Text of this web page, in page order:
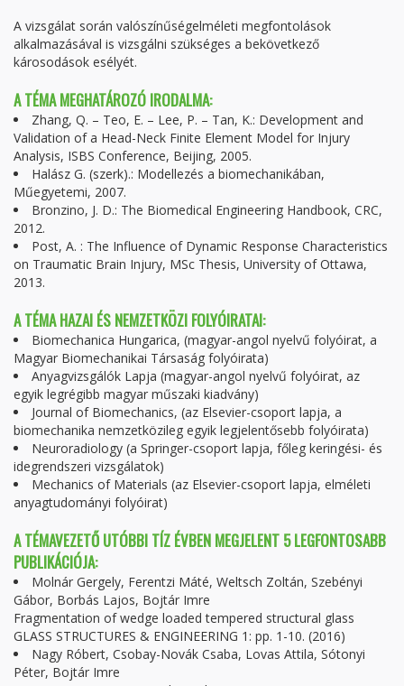
A vizsgálat során valószínűségelméleti megfontolások
alkalmazásával is vizsgálni szükséges a bekövetkező
károsodások esélyét.
A TÉMA MEGHATÁROZÓ IRODALMA:
Zhang, Q. – Teo, E. – Lee, P. – Tan, K.: Development and
Validation of a Head-Neck Finite Element Model for Injury
Analysis, ISBS Conference, Beijing, 2005.
Halász G. (szerk).: Modellezés a biomechanikában,
Műegyetemi, 2007.
Bronzino, J. D.: The Biomedical Engineering Handbook, CRC,
2012.
Post, A. : The Influence of Dynamic Response Characteristics
on Traumatic Brain Injury, MSc Thesis, University of Ottawa,
2013.
A TÉMA HAZAI ÉS NEMZETKÖZI FOLYÓIRATAI:
Biomechanica Hungarica, (magyar-angol nyelvű folyóirat, a
Magyar Biomechanikai Társaság folyóirata)
Anyagvizsgálók Lapja (magyar-angol nyelvű folyóirat, az
egyik legrégibb magyar műszaki kiadvány)
Journal of Biomechanics, (az Elsevier-csoport lapja, a
biomechanika nemzetközileg egyik legjelentősebb folyóirata)
Neuroradiology (a Springer-csoport lapja, főleg keringési- és
idegrendszeri vizsgálatok)
Mechanics of Materials (az Elsevier-csoport lapja, elméleti
anyagtudományi folyóirat)
A TÉMAVEZETŐ UTÓBBI TÍZ ÉVBEN MEGJELENT 5 LEGFONTOSABB
PUBLIKÁCIÓJA:
Molnár Gergely, Ferentzi Máté, Weltsch Zoltán, Szebényi
Gábor, Borbás Lajos, Bojtár Imre
Fragmentation of wedge loaded tempered structural glass
GLASS STRUCTURES & ENGINEERING 1: pp. 1-10. (2016)
Nagy Róbert, Csobay-Novák Csaba, Lovas Attila, Sótonyi
Péter, Bojtár Imre